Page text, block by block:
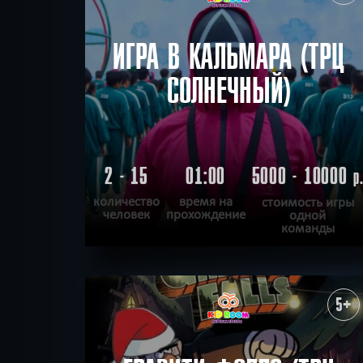
ИГРА В КАЛЬМАРА (ТРЦ
СОЛНЕЧНЫЙ)
2 - 15
количество
человек
01:00
время на
прохождение
5000 - 10000р.
стоимость игры
одной
команды
ХОЧУ ПРОЙТИ | КВЕСТ ПРОЙДЕН 5+